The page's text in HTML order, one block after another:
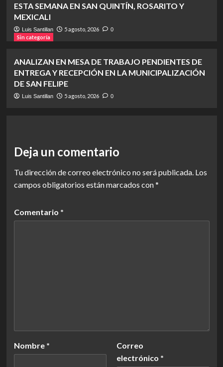
ESTA SEMANA EN SAN QUINTÍN, ROSARITO Y
MEXICALI
Luis Santillan 5 agosto, 2026 0
Sin categoría
ANALIZAN EN MESA DE TRABAJO PENDIENTES DE
ENTREGA Y RECEPCIÓN EN LA MUNICIPALIZACIÓN
DE SAN FELIPE
Luis Santillan 5 agosto, 2026 0
Deja un comentario
Tu dirección de correo electrónico no será publicada. Los
campos obligatorios están marcados con*
Comentario *
Nombre *
Correo
electrónico *